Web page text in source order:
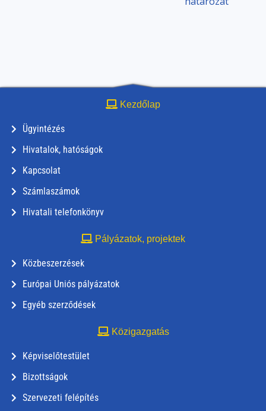
Kezdőlap
Ügyintézés
Hivatalok, hatóságok
Kapcsolat
Számlaszámok
Hivatali telefonkönyv
Pályázatok, projektek
Közbeszerzések
Európai Uniós pályázatok
Egyéb szerződések
Közigazgatás
Képviselőtestület
Bizottságok
Szervezeti felépítés